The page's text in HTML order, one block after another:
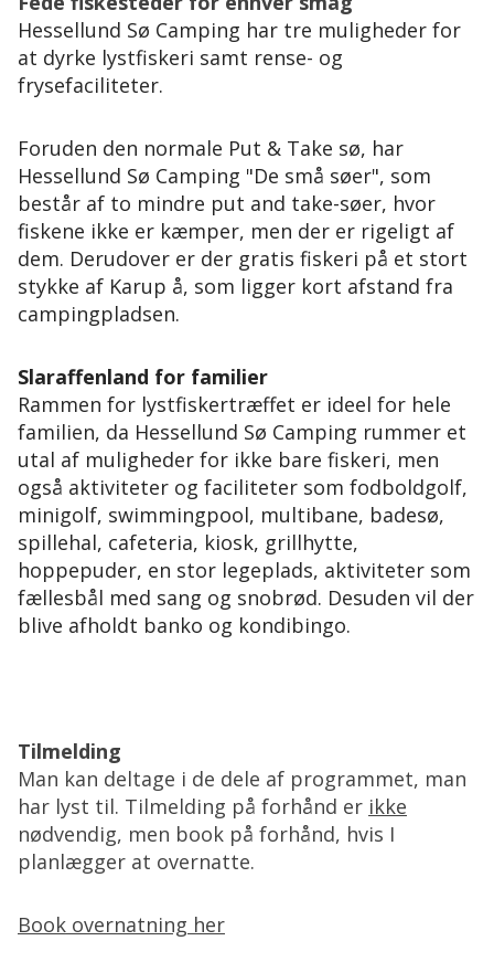
Hessellund Sø Camping har tre muligheder for
at dyrke lystfiskeri samt rense- og
frysefaciliteter.
Foruden den normale Put & Take sø, har
Hessellund Sø Camping "De små søer", som
består af to mindre put and take-søer, hvor
fiskene ikke er kæmper, men der er rigeligt af
dem. Derudover er der gratis fiskeri på et stort
stykke af Karup å, som ligger kort afstand fra
campingpladsen.
Slaraffenland for familier
Rammen for lystfiskertræffet er ideel for hele
familien, da Hessellund Sø Camping rummer et
utal af muligheder for ikke bare fiskeri, men
også aktiviteter og faciliteter som fodboldgolf,
minigolf, swimmingpool, multibane, badesø,
spillehal, cafeteria, kiosk, grillhytte,
hoppepuder, en stor legeplads, aktiviteter som
fællesbål med sang og snobrød. Desuden vil der
blive afholdt banko og kondibingo.
Tilmelding
Man kan deltage i de dele af programmet, man
har lyst til. Tilmelding på forhånd er ikke
nødvendig, men book på forhånd, hvis I
planlægger at overnatte.
Book overnatning her